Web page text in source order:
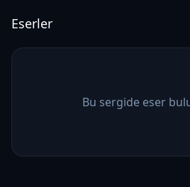
Eserler
Bu sergide eser